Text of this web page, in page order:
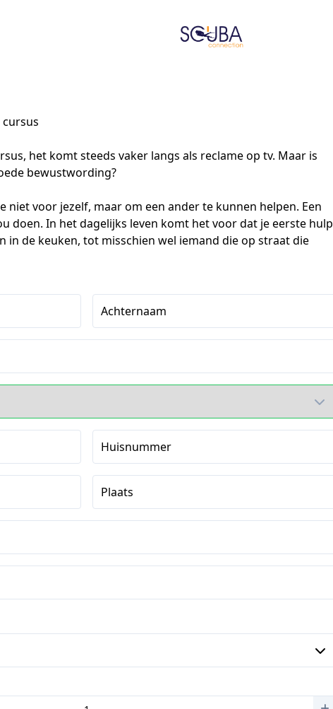
cursus
het komt steeds vaker langs als reclame op tv. Maar is
bewustwording?
niet voor jezelf, maar om een ander te kunnen helpen. Een
doen. In het dagelijks leven komt het voor dat je eerste hulp
in de keuken, tot misschien wel iemand die op straat die
Achternaam
Huisnummer
Plaats